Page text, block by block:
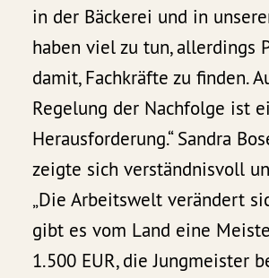
in der Bäckerei und in
haben viel zu tun, allerdings
damit, Fachkräfte zu finden.
Regelung der Nachfolge ist
Herausforderung.“ Sandra
zeigte sich verständnisvoll
„Die Arbeitswelt verändert
gibt es vom Land eine
1.500 EUR, die Jungmeister